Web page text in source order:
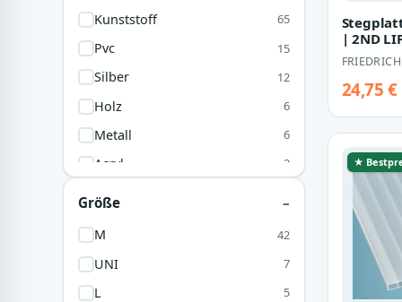
Kunststoff 65
Pvc 15
Silber 12
Holz 6
Metall 6
Acryl 2
Größe
M 42
UNI 7
L 5
| 2ND
Breite…
24,75 €
★